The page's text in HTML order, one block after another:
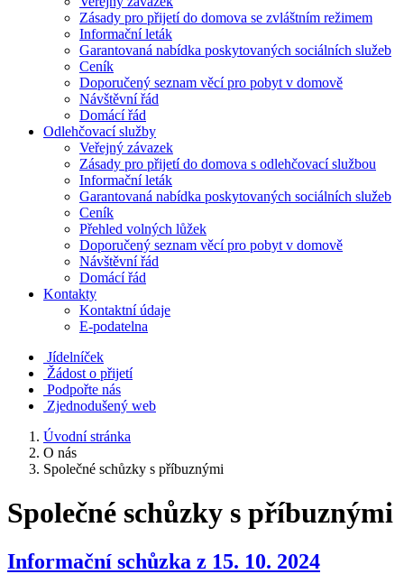
Zásady pro přijetí do domova se zvláštním režimem
Informační leták
Garantovaná nabídka poskytovaných sociálních služeb
Ceník
Doporučený seznam věcí pro pobyt v domově
Návštěvní řád
Domácí řád
Odlehčovací služby
Veřejný závazek
Zásady pro přijetí do domova s odlehčovací službou
Informační leták
Garantovaná nabídka poskytovaných sociálních služeb
Ceník
Přehled volných lůžek
Doporučený seznam věcí pro pobyt v domově
Návštěvní řád
Domácí řád
Kontakty
Kontaktní údaje
E-podatelna
Jídelníček
Žádost o přijetí
Podpořte nás
Zjednodušený web
Úvodní stránka
O nás
Společné schůzky s příbuznými
Společné schůzky s příbuznými
Informační schůzka z 15. 10. 2024